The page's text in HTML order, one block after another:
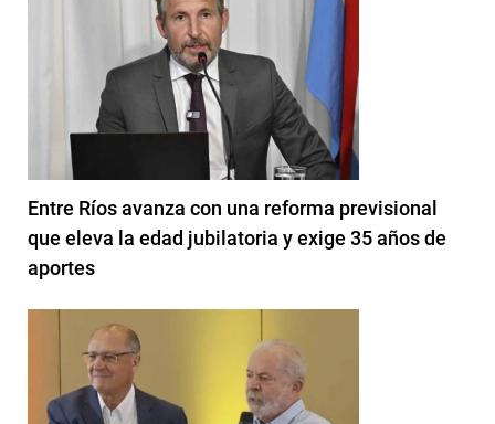
Entre Ríos avanza con una reforma previsional
que eleva la edad jubilatoria y exige 35 años de
aportes